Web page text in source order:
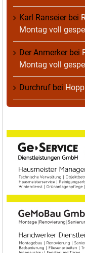
Karl Ranseierbei
Montag voll
Der Anmerkerbei
Montag voll
Durchruf bei